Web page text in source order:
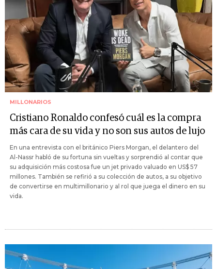
MILLONARIOS
Cristiano Ronaldo confesó cuál es la compra
más cara de su vida y no son sus autos de lujo
En una entrevista con el británico Piers Morgan, el delantero del
Al-Nassr habló de su fortuna sin vueltas y sorprendió al contar que
su adquisición más costosa fue un jet privado valuado en US$ 57
millones. También se refirió a su colección de autos, a su objetivo
de convertirse en multimillonario y al rol que juega el dinero en su
vida.